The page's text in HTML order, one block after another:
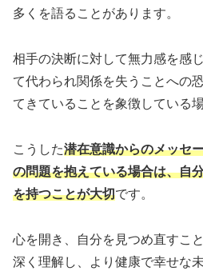
多くを語ることがあります。
相手の決断に対して無力感を感
て代わられ関係を失うことへの
てきていることを象徴している
こうした潜在意識からのメッセ
の問題を抱えている場合は、自
を持つことが大切です。
心を開き、自分を見つめ直すこ
深く理解し、より健康で幸せな